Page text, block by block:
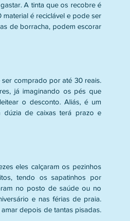
A tinta que os recobre é
é reciclável e pode ser
de borracha, podem escorar
comprado por até 30 reais.
já imaginando os pés que
o desconto. Aliás, é um
dúzia de caixas terá prazo e
eles calçaram os pezinhos
tendo os sapatinhos por
no posto de saúde ou no
e nas férias de praia.
depois de tantas pisadas.